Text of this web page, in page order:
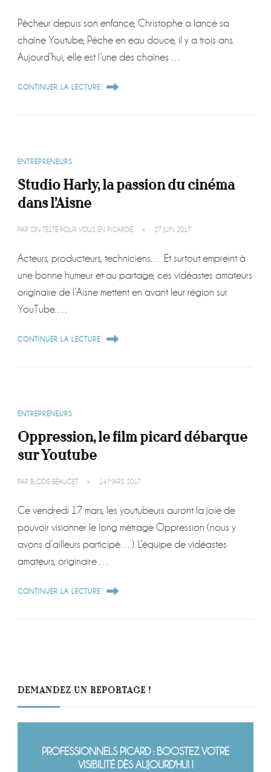
Pêcheur depuis son enfance, Christophe a lancé sa
chaîne Youtube, Pêche en eau douce, il y a trois ans.
Aujourd’hui, elle est l’une des chaînes …
CONTINUER LA LECTURE
ENTREPRENEURS
Studio Harly, la passion du cinéma
dans l’Aisne
PAR ON TESTE POUR VOUS EN PICARDIE 27 JUIN 2017
Acteurs, producteurs, techniciens… Et surtout empreint à
une bonne humeur et au partage, ces vidéastes amateurs
originaire de l’Aisne mettent en avant leur région sur
YouTube. …
CONTINUER LA LECTURE
ENTREPRENEURS
Oppression, le film picard débarque
sur Youtube
PAR ELODIE BEAUGET 14 MARS 2017
Ce vendredi 17 mars, les youtubeurs auront la joie de
pouvoir visionner le long métrage Oppression (nous y
avons d’ailleurs participé…). L’équipe de vidéastes
amateurs, originaire …
CONTINUER LA LECTURE
DEMANDEZ UN REPORTAGE !
PROFESSIONNELS PICARD : BOOSTEZ VOTRE
VISIBILITÉ DÈS AUJOURD'HUI !